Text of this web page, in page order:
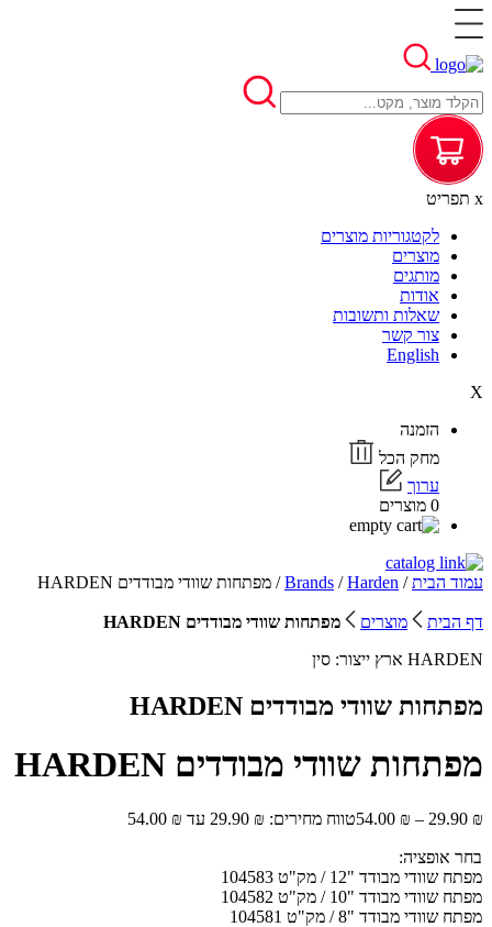
x תפריט
לקטגוריות מוצרים
מוצרים
מותגים
אודות
שאלות ותשובות
צור קשר
English
X
הזמנה
מחק הכל
ערוך
0 מוצרים
עמוד הבית/
Brands /Harden / מפתחות שוודי מבודדים HARDEN
דף הבית מוצרים
מפתחות שוודי מבודדים HARDEN
HARDEN ארץ ייצור: סין
מפתחות שוודי מבודדים HARDEN
מפתחות שוודי מבודדים HARDEN
29.90 ₪
–
54.00 ₪ טווח מחירים: ⁦29.90 ₪⁩ עד ⁦54.00 ₪⁩
בחר אופציה:
מפתח שוודי מבודד "12 / מק"ט 104583
מפתח שוודי מבודד "10 / מק"ט 104582
מפתח שוודי מבודד "8 / מק"ט 104581